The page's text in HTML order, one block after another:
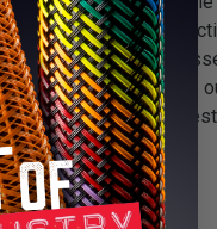
également une
Sa construction
d'éclairage
des composants